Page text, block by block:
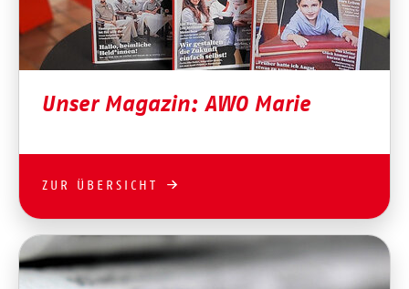
Unser Magazin: AWO Marie
ZUR ÜBERSICHT